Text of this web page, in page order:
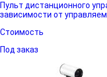
Пульт дистанционного
зависимости от
Стоимость
Под заказ